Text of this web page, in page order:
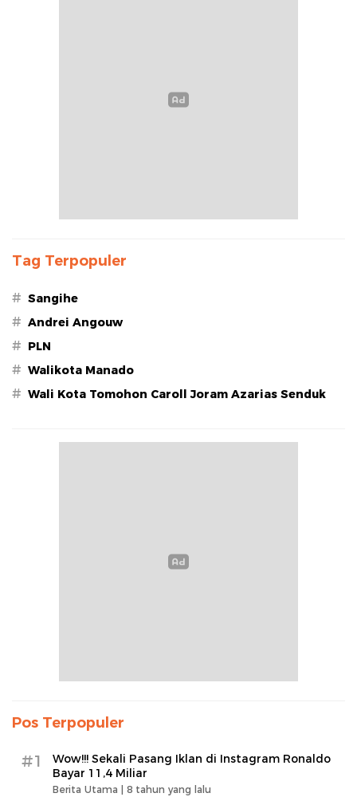
Tag Terpopuler
# Sangihe
# Andrei Angouw
# PLN
# Walikota Manado
# Wali Kota Tomohon Caroll Joram Azarias Senduk
Pos Terpopuler
#1
Wow!!! Sekali Pasang Iklan di Instagram Ronaldo
Bayar 11,4 Miliar
Berita Utama | 8 tahun yang lalu